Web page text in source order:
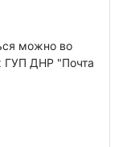
можно во
ГУП ДНР "Почта